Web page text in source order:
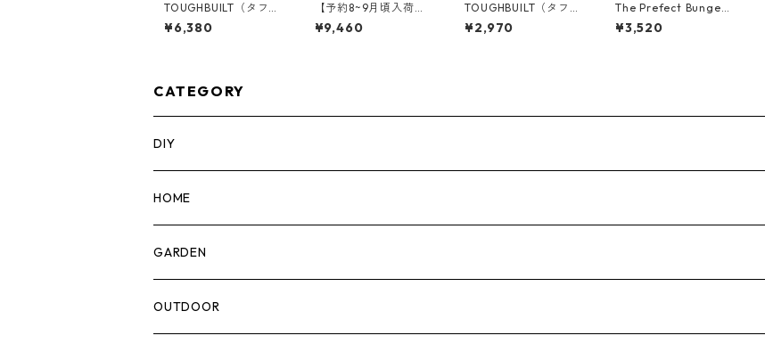
TOUGHBUILT（タフビ
ルト）STACK TECH(ス
タックテック) コンバ
¥6,380
【予約8~9月頃入荷】T
OUGHBUILT（タフビ
ルト）STACK TECH(ス
¥9,460
TOUGHBUILT（タフビ
ルト）STACK TECH(ス
タックテック) ロング
¥2,970
The Prefect Bungee
(パーフェクトバンジ
ー) アジャスタブル バ
¥3,520
CATEGORY
DIY
マーカー
計測機器
腰袋・ツールホルスター
HOME
5ガロンバケツ
キッチン
GARDEN
剪定ばさみ
OUTDOOR